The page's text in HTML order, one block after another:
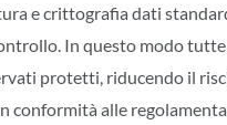
e crittografia dati
In questo modo
protetti, riducendo il
conformità alle